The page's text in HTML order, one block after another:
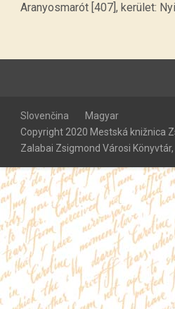
Aranyosmarót [407], kerület:
Slovenčina
Magyar
Copyright 2020 Mestská knižnica
Zalabai Zsigmond Városi